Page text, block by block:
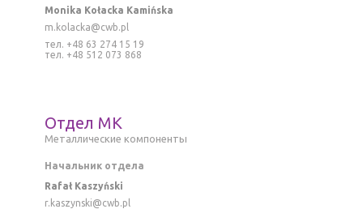
Monika Kołacka Kamińska
m.kolacka@cwb.pl
тел. +48 63 274 15 19
тел. +48 512 073 868
Отдел MK
Mеталлическиe компоненты
Начальник отдела
Rafał Kaszyński
r.kaszynski@cwb.pl